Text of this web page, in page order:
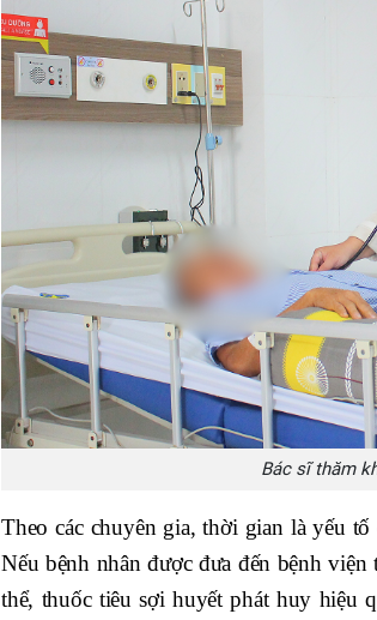
Bác sĩ thăm
Theo các chuyên gia, thời gian là yếu
Nếu bệnh nhân được đưa đến bệnh
thể, thuốc tiêu sợi huyết phát huy hiệu